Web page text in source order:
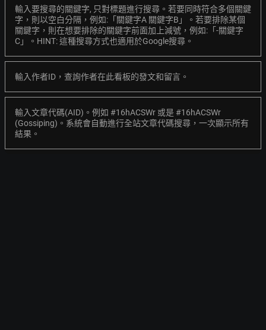
輸入要搜尋的關鍵字, 只對標題進行搜尋。若要同時符合多個關鍵
字，則以空白分隔，例如:「關鍵字A 關鍵字B」。若要排除某個
關鍵字，則在想要排除的關鍵字前面加上減號，例如:「-關鍵字
C」。HINT: 這種搜尋方式也適用於Google搜尋。
輸入作者ID，查詢作者在此看板的發文和留言。
輸入文章代碼(AID)。例如 #16hACSWr 或是 #16hACSWr
(Gossiping)。系統會自動進行全站文章代碼搜尋，一次顯示所有
結果。